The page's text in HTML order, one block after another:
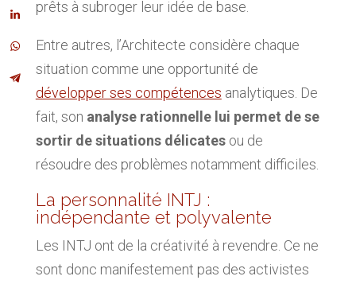
prêts à subroger leur idée de base.
Entre autres, l’Architecte considère chaque
situation comme une opportunité de
développer ses compétences analytiques. De
fait, son analyse rationnelle lui permet de se
sortir de situations délicatesou de
résoudre des problèmes notamment difficiles.
La personnalité INTJ :
indépendante et polyvalente
Les INTJ ont de la créativité à revendre. Ce ne
sont donc manifestement pas des activistes